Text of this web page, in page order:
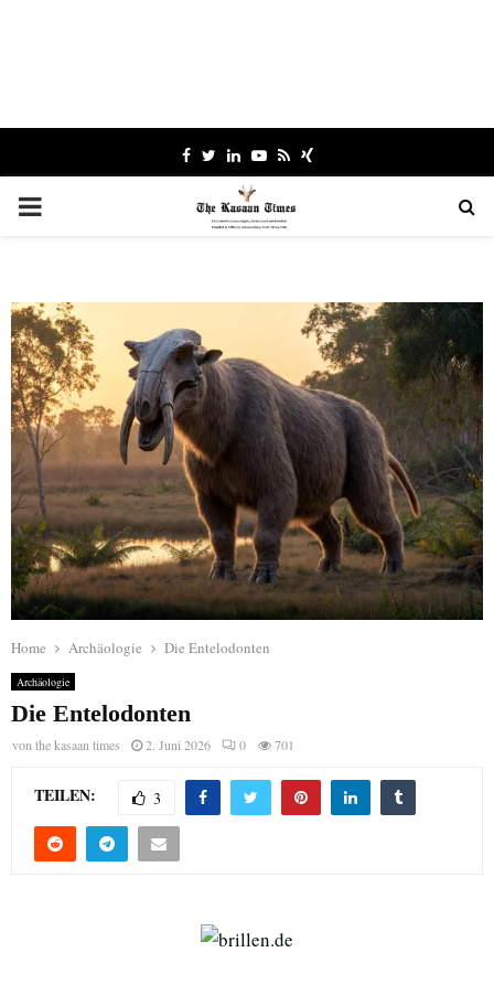
Facebook
TwitterLinkedinYoutube
RssXing
PRIMARY
Home Archäologie Die Entelodonten
Archäologie
Die Entelodonten
von the kasaan times 2. Juni 2026 0 701
TEILEN: 3